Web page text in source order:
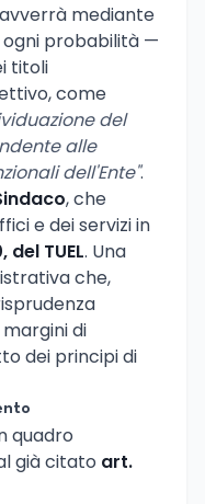
mediante
probabilità —
titoli
come
del
alle
dell'Ente".
, che
e dei servizi in
TUEL. Una
che,
di
dei principi di
quadro
già citato art.